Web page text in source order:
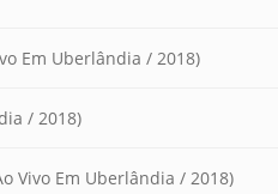
Em Uberlândia / 2018)
/ 2018)
Vivo Em Uberlândia / 2018)